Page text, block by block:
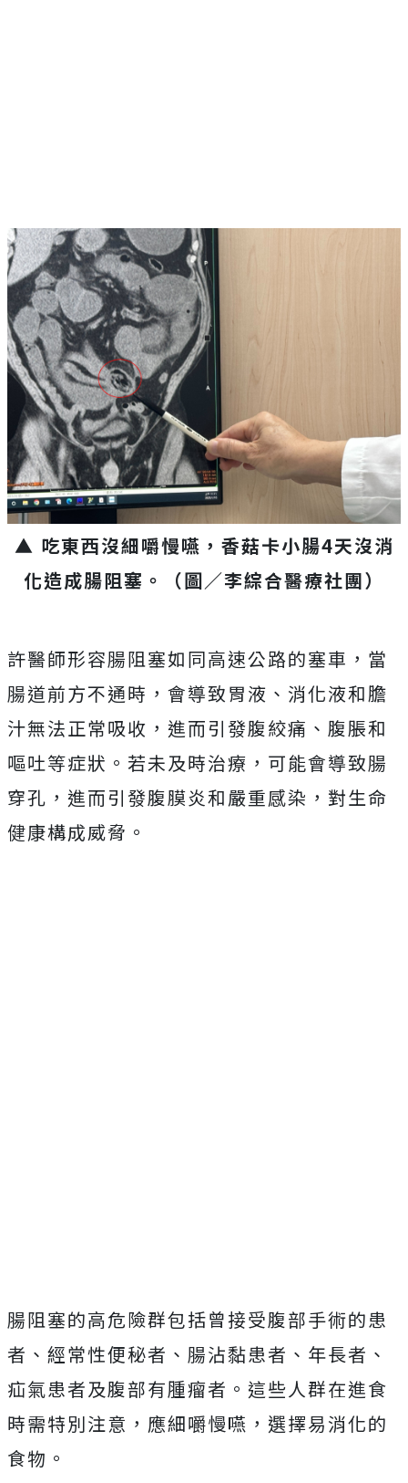
▲ 吃東西沒細嚼慢嚥，香菇卡小腸4天沒消
化造成腸阻塞。（圖／李綜合醫療社團）
許醫師形容腸阻塞如同高速公路的塞車，當
腸道前方不通時，會導致胃液、消化液和膽
汁無法正常吸收，進而引發腹絞痛、腹脹和
嘔吐等症狀。若未及時治療，可能會導致腸
穿孔，進而引發腹膜炎和嚴重感染，對生命
健康構成威脅。
腸阻塞的高危險群包括曾接受腹部手術的患
者、經常性便秘者、腸沾黏患者、年長者、
疝氣患者及腹部有腫瘤者。這些人群在進食
時需特別注意，應細嚼慢嚥，選擇易消化的
食物。